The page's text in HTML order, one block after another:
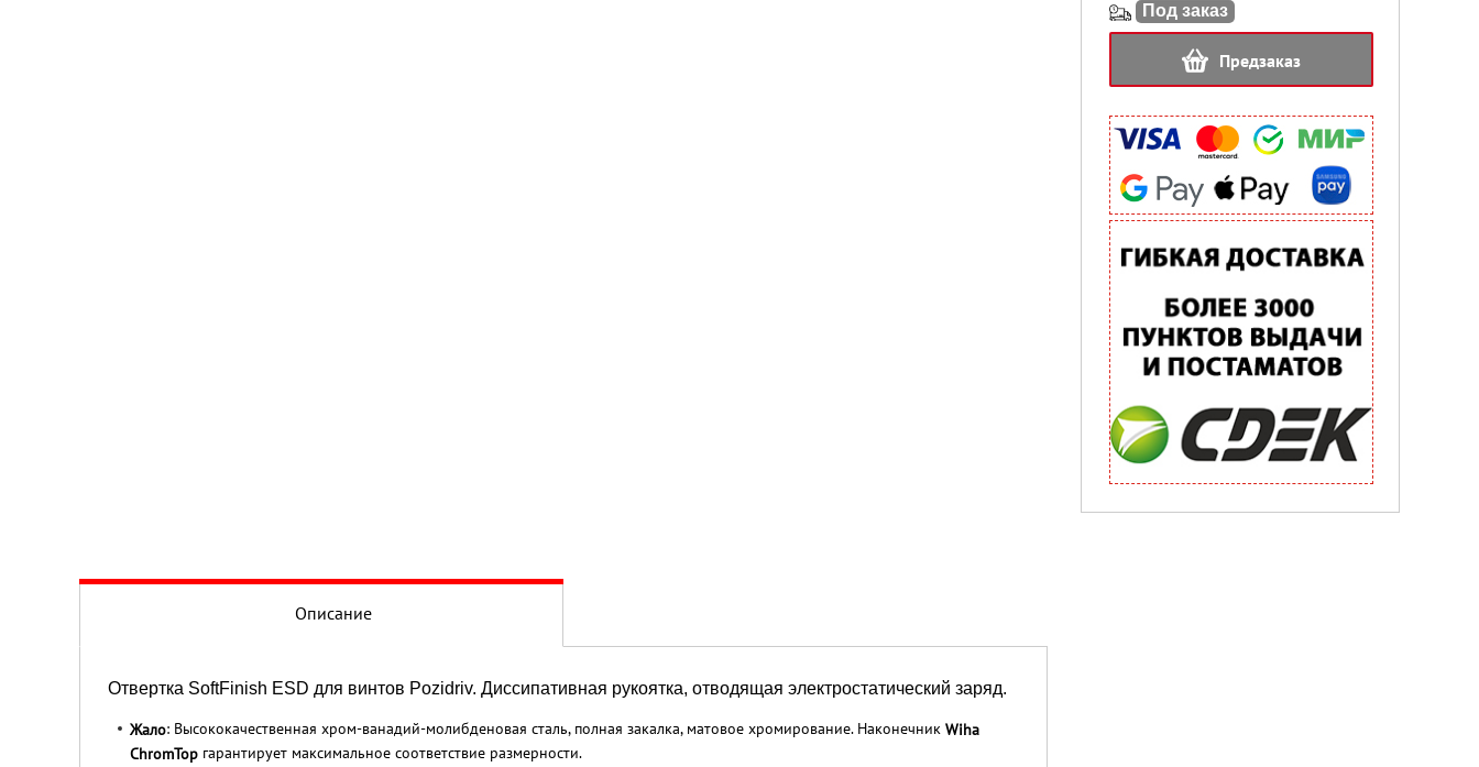
Под заказ
Предзаказ
Описание
Отвертка SoftFinish ESD для винтов Pozidriv. Диссипативная рукоятка, отводящая электростатический заряд.
Жало: Высококачественная хром-ванадий-молибденовая сталь, полная закалка, матовое хромирование. Наконечник Wiha
ChromTop гарантирует максимальное соответствие размерности.